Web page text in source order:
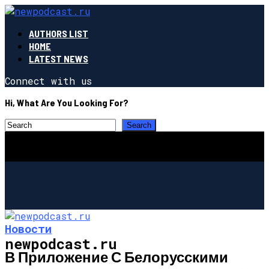
AUTHORS LIST
HOME
LATEST NEWS
Connect with us
Hi, What Are You Looking For?
newpodcast.ru
Новости
В Приложение С Белорусскими